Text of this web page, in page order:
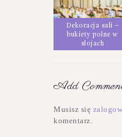
Dekoracja sali –
bukiety polne w
słojach
Add
Musisz się
komentarz.